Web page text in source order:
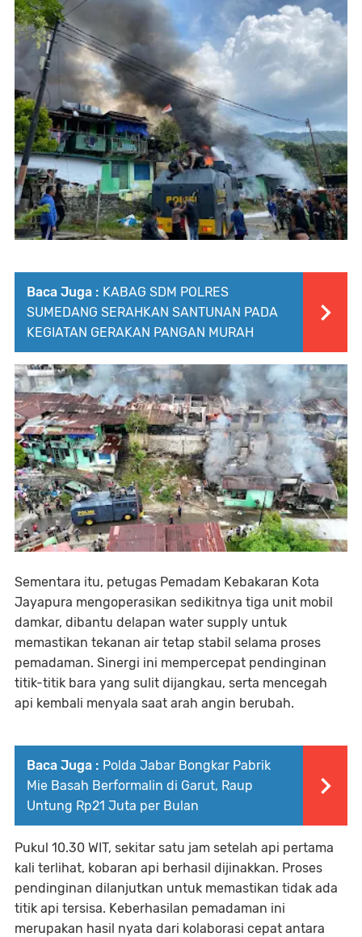
Baca Juga : KABAG SDM POLRES
SUMEDANG SERAHKAN SANTUNAN PADA
KEGIATAN GERAKAN PANGAN MURAH
Sementara itu, petugas Pemadam Kebakaran Kota
Jayapura mengoperasikan sedikitnya tiga unit mobil
damkar, dibantu delapan water supply untuk
memastikan tekanan air tetap stabil selama proses
pemadaman. Sinergi ini mempercepat pendinginan
titik-titik bara yang sulit dijangkau, serta mencegah
api kembali menyala saat arah angin berubah.
Baca Juga : Polda Jabar Bongkar Pabrik
Mie Basah Berformalin di Garut, Raup
Untung Rp21 Juta per Bulan
Pukul 10.30 WIT, sekitar satu jam setelah api pertama
kali terlihat, kobaran api berhasil dijinakkan. Proses
pendinginan dilanjutkan untuk memastikan tidak ada
titik api tersisa. Keberhasilan pemadaman ini
merupakan hasil nyata dari kolaborasi cepat antara